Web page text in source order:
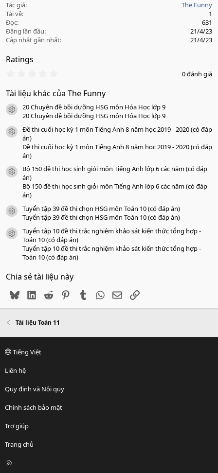
Tác giả
The Funny
Tải về
1
Đọc
631
Đăng lần đầu
21/4/23
Cập nhật gần nhất
21/4/23
Ratings
0
0
s
a
o
0 đánh giá
Tài liệu khác của The Funny
icon tài liệu
20 Chuyên đề bồi dưỡng HSG môn Hóa Học lớp 9
20 Chuyên đề bồi dưỡng HSG môn Hóa Học lớp 9
icon tài liệu
Đề thi cuối học kỳ 1 môn Tiếng Anh 8 năm học 2019 - 2020 (có đáp
án)
Đề thi cuối học kỳ 1 môn Tiếng Anh 8 năm học 2019 - 2020 (có đáp
án)
icon tài liệu
Bộ 150 đề thi học sinh giỏi môn Tiếng Anh lớp 6 các năm (có đáp
án)
Bộ 150 đề thi học sinh giỏi môn Tiếng Anh lớp 6 các năm (có đáp
án)
icon tài liệu
Tuyển tập 39 đề thi chọn HSG môn Toán 10 (có đáp án)
Tuyển tập 39 đề thi chọn HSG môn Toán 10 (có đáp án)
icon tài liệu
Tuyển tập 10 đề thi trắc nghiệm khảo sát kiến thức tổng hợp -
Toán 10 (có đáp án)
Tuyển tập 10 đề thi trắc nghiệm khảo sát kiến thức tổng hợp -
Toán 10 (có đáp án)
Chia sẻ tài liệu này
BlueskyLinkedIn
Reddit PinterestTumblr WhatsApp
EmailLink
Tài liệu Toán 11
Tiếng Việt
Liên hệ
Quy định và Nội quy
Chính sách bảo mật
Trợ giúp
Trang chủ
R